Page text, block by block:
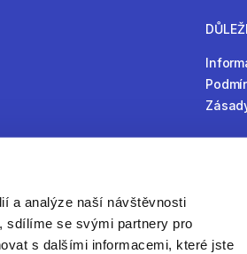
a analýze naší návštěvnosti
sdílíme se svými partnery pro
s dalšími informacemi, které jste